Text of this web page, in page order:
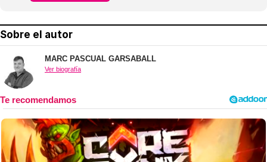
Sobre el autor
MARC PASCUAL GARSABALL
Ver biografía